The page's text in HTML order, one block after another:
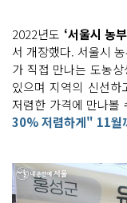
2022년도 ‘서울시 농
서 개장했다. 서울시
가 직접 만나는 도농
있으며 지역의 신선
저렴한 가격에 만나볼
30% 저렴하게" 11월